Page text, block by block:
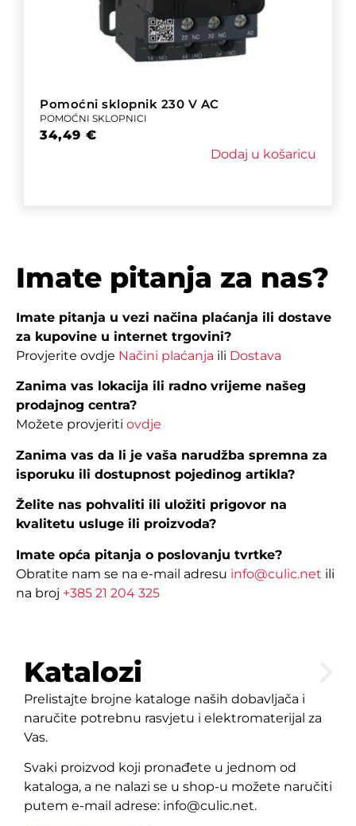
Pomoćni sklopnik 230 V AC
POMOĆNI SKLOPNICI
34,49 €
Dodaj u košaricu
Imate pitanja za nas?
Imate pitanja u vezi načina plaćanja ili dostave
za kupovine u internet trgovini?
Provjerite ovdje Načini plaćanja ili Dostava
Zanima vas lokacija ili radno vrijeme našeg
prodajnog centra?
Možete provjeriti ovdje
Zanima vas da li je vaša narudžba spremna za
isporuku ili dostupnost pojedinog artikla?
Želite nas pohvaliti ili uložiti prigovor na
kvalitetu usluge ili proizvoda?
Imate opća pitanja o poslovanju tvrtke?
Obratite nam se na e-mail adresu info@culic.net ili
na broj +385 21 204 325
Katalozi
Prelistajte brojne kataloge naših dobavljača i
naručite potrebnu rasvjetu i elektromaterijal za
Vas.
Svaki proizvod koji pronađete u jednom od
kataloga, a ne nalazi se u shop-u možete naručiti
putem e-mail adrese: info@culic.net.